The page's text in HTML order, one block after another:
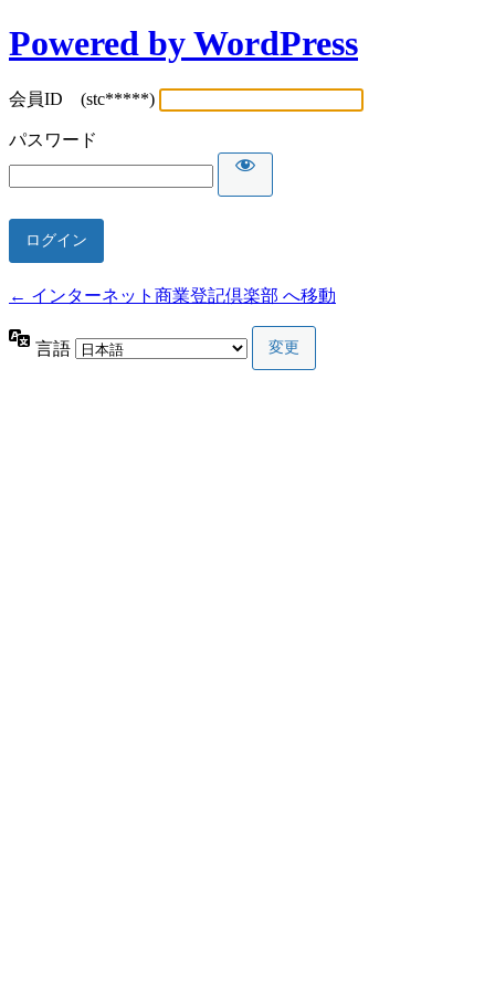
Powered by WordPress
会員ID (stc*****)
パスワード
← インターネット商業登記倶楽部 へ移動
言語